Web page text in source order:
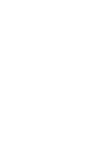
i Mina Favoriter